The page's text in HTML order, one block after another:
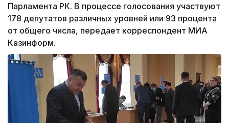
Парламента РК. В процессе голосования участвуют
178 депутатов различных уровней или 93 процента
от общего числа, передает корреспондент МИА
Казинформ.